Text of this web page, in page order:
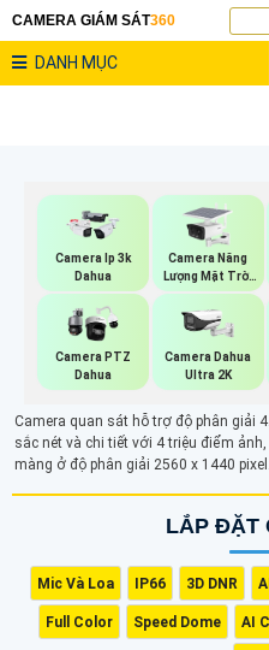
CAMERA GIÁM SÁT360
DANH MỤC
Camera Ip 3k
Dahua
Camera Năng
Lượng Mặt Trời
Dahua
Camera PTZ
Dahua
Camera Dahua
Ultra 2K
Camera quan sát hỗ trợ độ phân giải
sắc nét và chi tiết với 4 triệu điểm
màng ở độ phân giải 2560 x 1440
LẮP ĐẶT
Mic Và Loa IP66 3D DNR
Full Color Speed Dome AI